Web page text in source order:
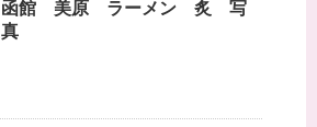
函館 美原 ラーメン 炙 写
真